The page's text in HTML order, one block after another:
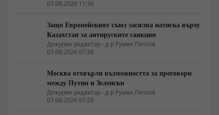
07.08.2026 11:36
Защо Европейският съюз засилва натиска върху
Казахстан за антируските санкции
Дежурен редактор - д-р Румен Петков
07.08.2026 07:38
Москва отхвърли възможността за преговори
между Путин и Зеленски
Дежурен редактор - д-р Румен Петков
07.08.2026 07:28